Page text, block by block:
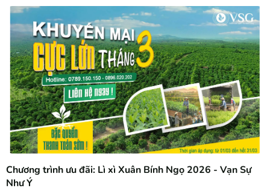
Chương trình ưu đãi: Lì xì Xuân Bính Ngọ 2026 - Vạn Sự
Như Ý